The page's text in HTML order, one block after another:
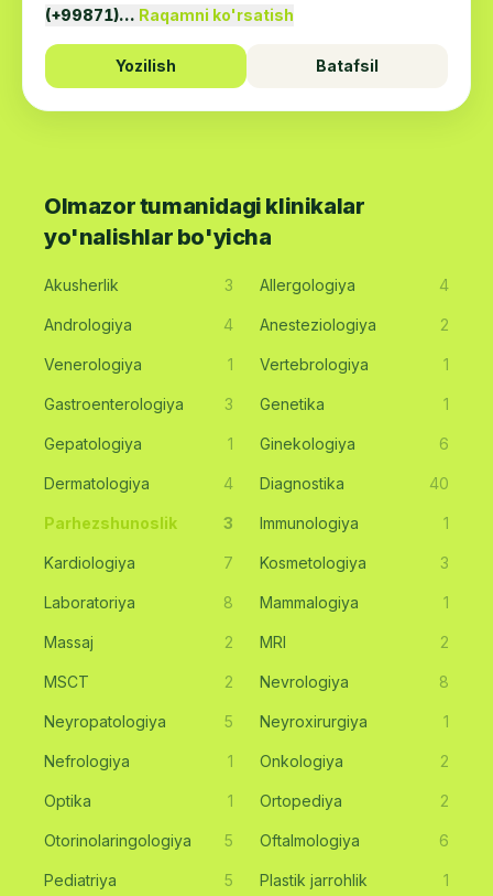
(+99871)… Raqamni ko'rsatish
Yozilish Batafsil
Olmazor tumanidagi klinikalar
yo'nalishlar bo'yicha
Akusherlik 3 Allergologiya 4
Andrologiya 4 Anesteziologiya 2
Venerologiya 1 Vertebrologiya 1
Gastroenterologiya 3 Genetika 1
Gepatologiya 1 Ginekologiya 6
Dermatologiya 4 Diagnostika 40
Parhezshunoslik 3 Immunologiya 1
Kardiologiya 7 Kosmetologiya 3
Laboratoriya 8 Mammalogiya 1
Massaj 2 MRI 2
MSCT 2 Nevrologiya 8
Neyropatologiya 5 Neyroxirurgiya 1
Nefrologiya 1 Onkologiya 2
Optika 1 Ortopediya 2
Otorinolaringologiya 5 Oftalmologiya 6
Pediatriya 5 Plastik jarrohlik 1